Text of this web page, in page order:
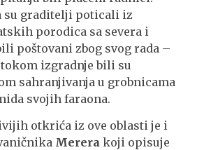
su graditelji poticali iz
porodica sa severa i
poštovani zbog svog rada –
izgradnje bili su
sahranjivanja u grobnicama
svojih faraona.
otkrića iz ove oblasti je i
Merera koji opisuje